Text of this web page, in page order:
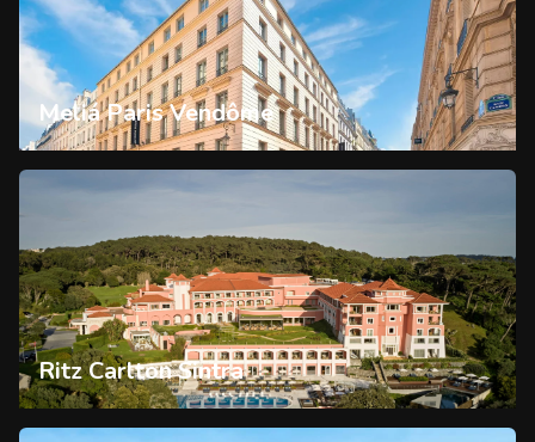
Meliá Paris Vendôme
Ritz Carlton Sintra